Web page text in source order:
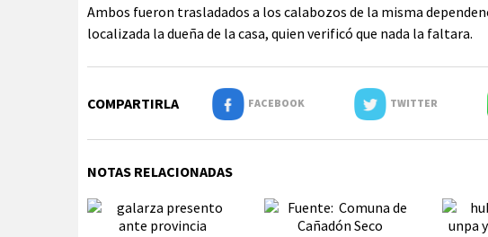
Ambos fueron trasladados a los calabozos de la misma
localizada la dueña de la casa, quien verificó que nada la faltara.
COMPARTIRLA FACEBOOK TWITTER
NOTAS RELACIONADAS